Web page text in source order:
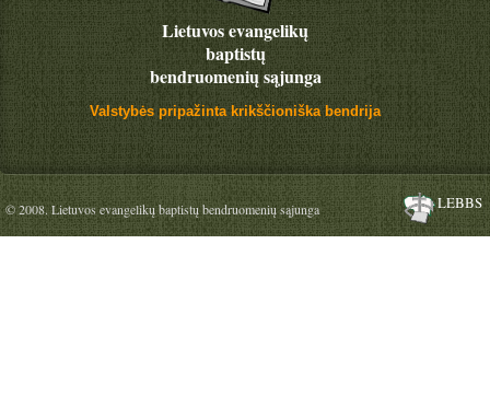
Lietuvos evangelikų
baptistų
bendruomenių sąjunga
Valstybės pripažinta krikščioniška bendrija
© 2008. Lietuvos evangelikų baptistų bendruomenių sąjunga LEBBS